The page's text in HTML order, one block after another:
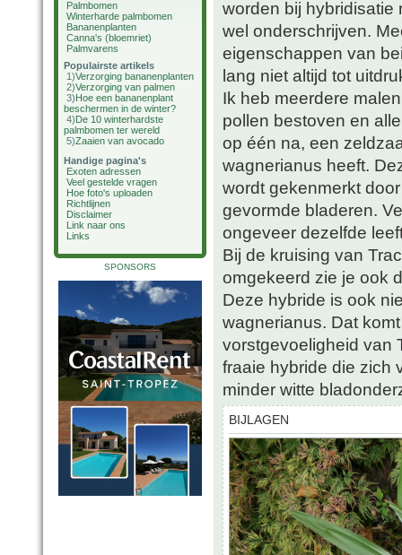
Palmbomen
Winterharde palmbomen
Bananenplanten
Canna's (bloemriet)
Palmvarens
Populairste artikels
1)Verzorging bananenplanten
2)Verzorging van palmen
3)Hoe een bananenplant
beschermen in de winter?
4)De 10 winterhardste
palmbomen ter wereld
5)Zaaien van avocado
Handige pagina's
Exoten adressen
Veel gestelde vragen
Hoe foto's uploaden
Richtlijnen
Disclaimer
Link naar ons
Links
SPONSORS
worden bij hybridisatie
wel onderschrijven.
eigenschappen van
lang niet altijd tot
Ik heb meerdere
pollen bestoven en
op één na, een
wagnerianus heeft.
wordt gekenmerkt
gevormde bladeren.
ongeveer dezelfde
Bij de kruising van
omgekeerd zie je ook
Deze hybride is ook
wagnerianus. Dat
vorstgevoeligheid van
fraaie hybride die zich
minder witte
BIJLAGEN